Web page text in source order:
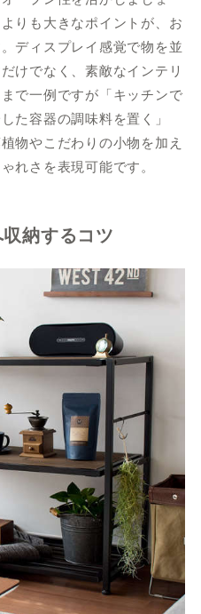
りも大きなポイントが、お
ディスプレイ感覚で物を並
けでなく、素敵なインテリ
で一例ですが「キッチンで
た容器の調味料を置く」
物やこだわりの小物を加え
れさを表現可能です。
納するコツ